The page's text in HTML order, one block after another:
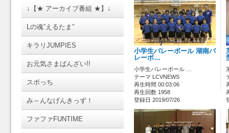
↓【★ アーカイブ番組 ★】↓
Lの魂”えるたま”
キラリJUMPIES
お元気さまばんざい!!
スポっち
み～んなげんきっず！
ファファFUNTIME
小学生バレーボール 湖南バ
レーボ…
小学生バレーボール …
テーマ LCVNEWS
再生時間 00:03:06
再生回数 1958
登録日 2019/07/26